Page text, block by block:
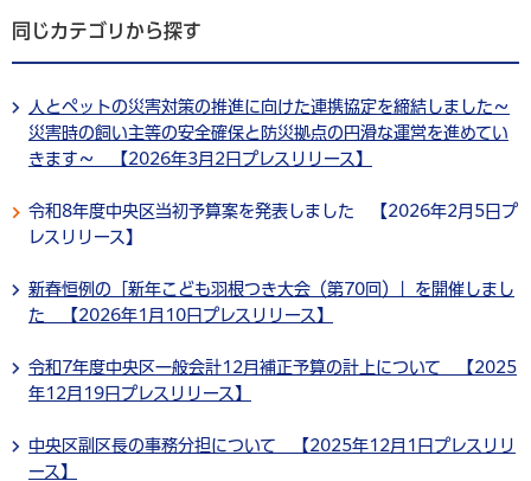
同じカテゴリから探す
人とペットの災害対策の推進に向けた連携協定を締結しました～
災害時の飼い主等の安全確保と防災拠点の円滑な運営を進めてい
きます～ 【2026年3月2日プレスリリース】
令和8年度中央区当初予算案を発表しました 【2026年2月5日プ
レスリリース】
新春恒例の「新年こども羽根つき大会（第70回）」を開催しまし
た 【2026年1月10日プレスリリース】
令和7年度中央区一般会計12月補正予算の計上について 【2025
年12月19日プレスリリース】
中央区副区長の事務分担について 【2025年12月1日プレスリリ
ース】